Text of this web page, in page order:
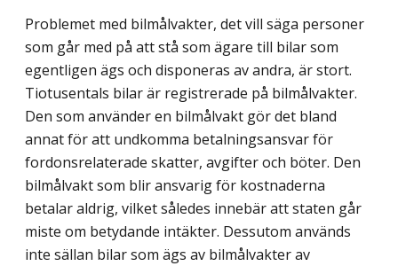
Problemet med bilmålvakter, det vill säga personer
som går med på att stå som ägare till bilar som
egentligen ägs och disponeras av andra, är stort.
Tiotusentals bilar är registrerade på bilmålvakter.
Den som använder en bilmålvakt gör det bland
annat för att undkomma betalningsansvar för
fordonsrelaterade skatter, avgifter och böter. Den
bilmålvakt som blir ansvarig för kostnaderna
betalar aldrig, vilket således innebär att staten går
miste om betydande intäkter. Dessutom används
inte sällan bilar som ägs av bilmålvakter av